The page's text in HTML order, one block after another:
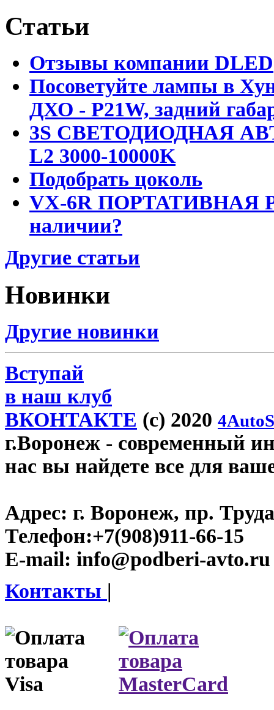
Статьи
Отзывы компании DLED
Посоветуйте лампы в
ДХО - P21W, задний
3S СВЕТОДИОДНАЯ
L2 3000-10000K
Подобрать цоколь
VX-6R ПОРТАТИВНАЯ
наличии?
Другие статьи
Новинки
Другие новинки
Вступай
в наш клуб
ВКОНТАКТЕ (c) 2020
г.Воронеж - современный
нас вы найдете все для
Адрес: г. Воронеж, пр.
Телефон:+7(908)911-66-15
E-mail: info@podberi-avto.ru
Контакты |